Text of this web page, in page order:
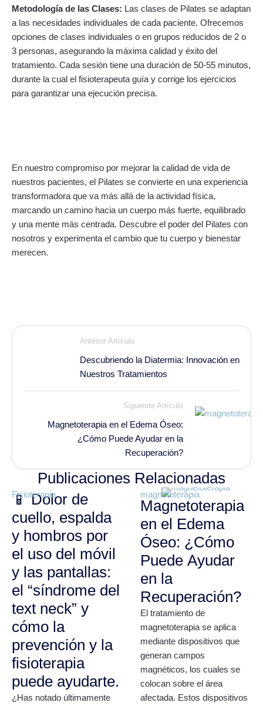
Metodología de las Clases: Las clases de Pilates se adaptan
a las necesidades individuales de cada paciente. Ofrecemos
opciones de clases individuales o en grupos reducidos de 2 o
3 personas, asegurando la máxima calidad y éxito del
tratamiento. Cada sesión tiene una duración de 50-55 minutos,
durante la cual el fisioterapeuta guía y corrige los ejercicios
para garantizar una ejecución precisa.
En nuestro compromiso por mejorar la calidad de vida de
nuestros pacientes, el Pilates se convierte en una experiencia
transformadora que va más allá de la actividad física,
marcando un camino hacia un cuerpo más fuerte, equilibrado
y una mente más centrada. Descubre el poder del Pilates con
nosotros y experimenta el cambio que tu cuerpo y bienestar
merecen.
Anterior Artículo
Descubriendo la Diatermia: Innovación en
Nuestros Tratamientos
Siguiente Artículo
Magnetoterapia en el Edema Óseo:
¿Cómo Puede Ayudar en la
Recuperación?
Publicaciones Relacionadas
Fisioterapia
📱 Dolor de
cuello, espalda
y hombros por
el uso del móvil
y las pantallas:
el “síndrome del
text neck” y
cómo la
prevención y la
fisioterapia
puede ayudarte.
¿Has notado últimamente
magnetoterapia
Magnetoterapia
en el Edema
Óseo: ¿Cómo
Puede Ayudar
en la
Recuperación?
El tratamiento de
magnetoterapia se aplica
mediante dispositivos que
generan campos
magnéticos, los cuales se
colocan sobre el área
afectada. Estos dispositivos